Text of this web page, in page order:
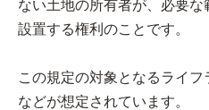
ない土地の所有者が、必要
設置する権利のことです。
この規定の対象となるライ
などが想定されています。